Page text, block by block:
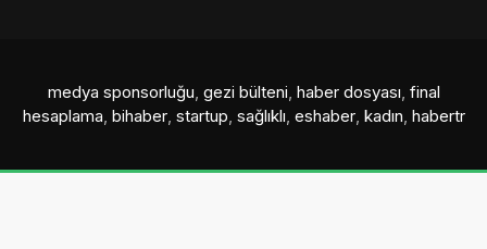
medya sponsorluğu, gezi bülteni, haber dosyası, final
hesaplama, bihaber, startup, sağlıklı, eshaber, kadın, habertr